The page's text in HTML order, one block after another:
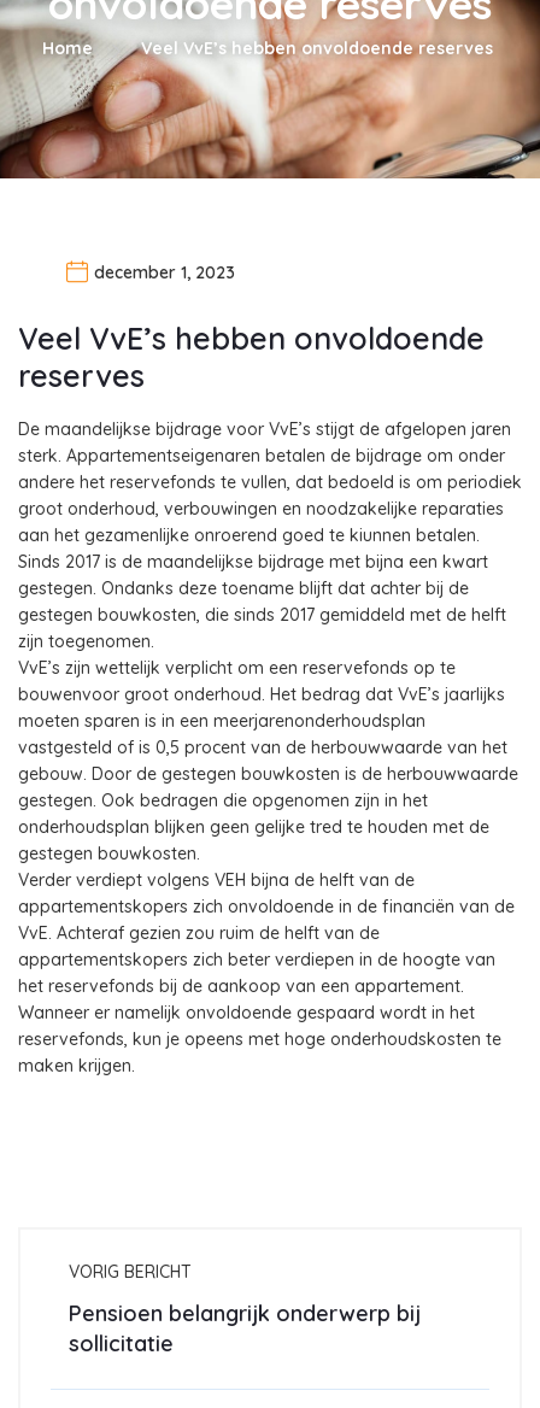
Home Veel VvE’s hebben onvoldoende reserves
december 1, 2023
Veel VvE’s hebben onvoldoende
reserves
De maandelijkse bijdrage voor VvE’s stijgt de afgelopen jaren
sterk. Appartementseigenaren betalen de bijdrage om onder
andere het reservefonds te vullen, dat bedoeld is om periodiek
groot onderhoud, verbouwingen en noodzakelijke reparaties
aan het gezamenlijke onroerend goed te kiunnen betalen.
Sinds 2017 is de maandelijkse bijdrage met bijna een kwart
gestegen. Ondanks deze toename blijft dat achter bij de
gestegen bouwkosten, die sinds 2017 gemiddeld met de helft
zijn toegenomen.
VvE’s zijn wettelijk verplicht om een reservefonds op te
bouwenvoor groot onderhoud. Het bedrag dat VvE’s jaarlijks
moeten sparen is in een meerjarenonderhoudsplan
vastgesteld of is 0,5 procent van de herbouwwaarde van het
gebouw. Door de gestegen bouwkosten is de herbouwwaarde
gestegen. Ook bedragen die opgenomen zijn in het
onderhoudsplan blijken geen gelijke tred te houden met de
gestegen bouwkosten.
Verder verdiept volgens VEH bijna de helft van de
appartementskopers zich onvoldoende in de financiën van de
VvE. Achteraf gezien zou ruim de helft van de
appartementskopers zich beter verdiepen in de hoogte van
het reservefonds bij de aankoop van een appartement.
Wanneer er namelijk onvoldoende gespaard wordt in het
reservefonds, kun je opeens met hoge onderhoudskosten te
maken krijgen.
VORIG BERICHT
Pensioen belangrijk onderwerp bij
sollicitatie